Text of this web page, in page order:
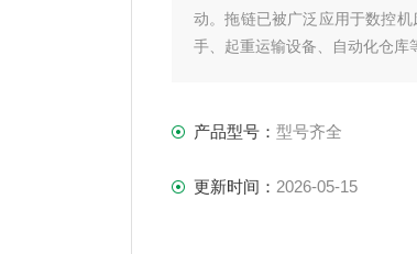
动。拖链已被广泛应用于数控
手、起重运输设备、自动化仓库
产品型号： 型号齐全
更新时间： 2026-05-15